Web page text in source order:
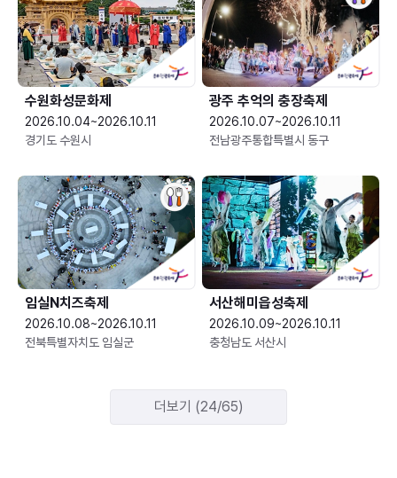
수원화성문화제
2026.10.04~2026.10.11
경기도 수원시
광주 추억의 충장축제
2026.10.07~2026.10.11
전남광주통합특별시 동구
임실N치즈축제
2026.10.08~2026.10.11
전북특별자치도 임실군
서산해미읍성축제
2026.10.09~2026.10.11
충청남도 서산시
더보기 (24/65)